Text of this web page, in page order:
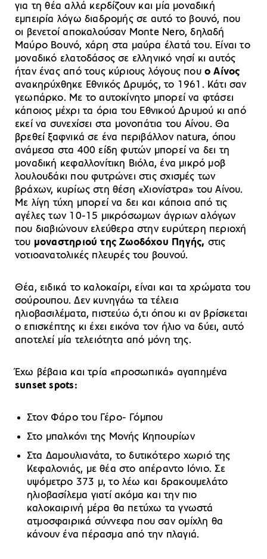
για τη θέα αλλά κερδίζουν και μία μοναδική
εμπειρία λόγω διαδρομής σε αυτό το βουνό, που
οι βενετοί αποκαλούσαν Monte Nero, δηλαδή
Μαύρο Βουνό, χάρη στα μαύρα έλατά του. Είναι το
μοναδικό ελατοδάσος σε ελληνικό νησί κι αυτός
ήταν ένας από τους κύριους λόγους που ο Αίνος
ανακηρύχθηκε Εθνικός Δρυμός, το 1961. Κάτι σαν
γεωπάρκο. Με το αυτοκίνητο μπορεί να φτάσει
κάποιος μέχρι τα όρια του Εθνικού Δρυμού κι από
εκεί να συνεχίσει στα μονοπάτια του Αίνου. Θα
βρεθεί ξαφνικά σε ένα περιβάλλον natura, όπου
ανάμεσα στα 400 είδη φυτών μπορεί να δει τη
μοναδική κεφαλλονίτικη Βιόλα, ένα μικρό μοβ
λουλουδάκι που φυτρώνει στις σχισμές των
βράχων, κυρίως στη θέση «Χιονίστρα» του Αίνου.
Με λίγη τύχη μπορεί να δει και κάποια από τις
αγέλες των 10-15 μικρόσωμων άγριων αλόγων
που διαβιώνουν ελεύθερα στην ευρύτερη περιοχή
του μοναστηριού της Ζωοδόχου Πηγής, στις
νοτιοανατολικές πλευρές του βουνού.
Θέα, ειδικά το καλοκαίρι, είναι και τα χρώματα του
σούρουπου. Δεν κυνηγάω τα τέλεια
ηλιοβασιλέματα, πιστεύω ό,τι όπου κι αν βρίσκεται
ο επισκέπτης κι έχει εικόνα τον ήλιο να δύει, αυτό
αποτελεί μία τελειότητα από μόνη της.
Έχω βέβαια και τρία «προσωπικά» αγαπημένα
sunset spots:
Στον Φάρο του Γέρο- Γόμπου
Στο μπαλκόνι της Μονής Κηπουρίων
Στα Δαμουλιανάτα, το δυτικότερο χωριό της
Κεφαλονιάς, με θέα στο απέραντο Ιόνιο. Σε
υψόμετρο 373 μ, το λέω και δρακουμελάτο
ηλιοβασίλεμα γιατί ακόμα και την πιο
καλοκαιρινή μέρα θα πετύχω τα γνωστά
ατμοσφαιρικά σύννεφα που σαν ομίχλη θα
κάνουν ένα πέρασμα από την πλαγιά.